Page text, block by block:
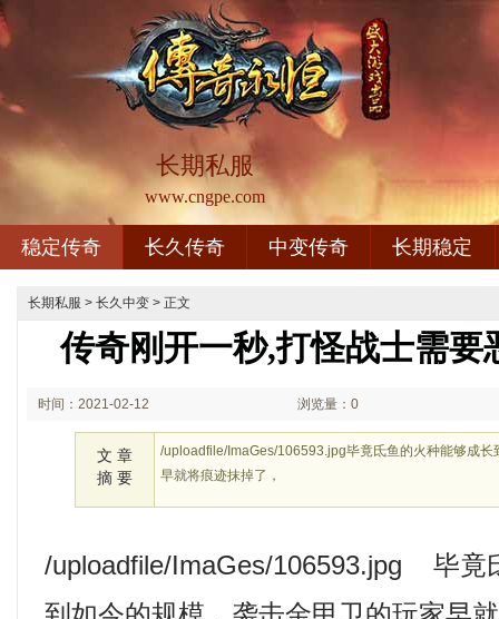
长期私服
www.cngpe.com
稳定传奇 长久传奇 中变传奇 长期稳定
长期私服 > 长久中变 > 正文
传奇刚开一秒,打怪战士需要
时间：2021-02-12 浏览量：0
文 章
摘 要
/uploadfile/ImaGes/106593.jpg毕竟氐鱼的火种能够成长
早就将痕迹抹掉了，
/uploadfile/ImaGes/106593.jpg 毕竟